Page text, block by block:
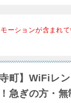
ーションが含まれて
寺町】WiFiレ
急ぎの方・